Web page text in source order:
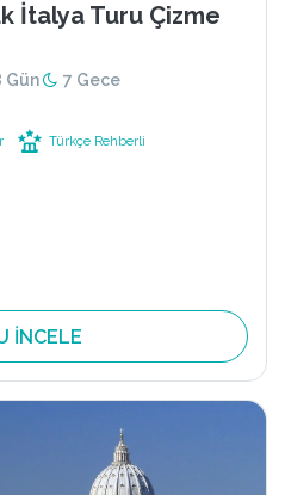
İtalya Turu Çizme
Gün
7 Gece
Türkçe Rehberli
İNCELE